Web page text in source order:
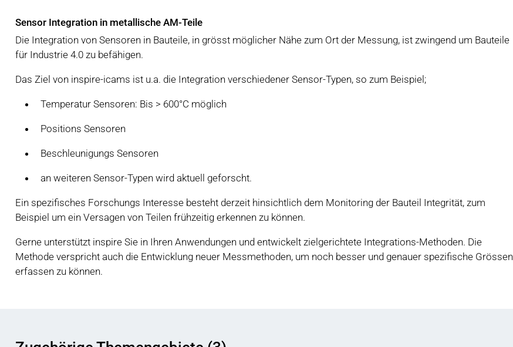
Sensor Integration in metallische AM-Teile
Die Integration von Sensoren in Bauteile, in grösst möglicher Nähe zum Ort der Messung, ist zwingend um Bauteile
für Industrie 4.0 zu befähigen.
Das Ziel von inspire-icams ist u.a. die Integration verschiedener Sensor-Typen, so zum Beispiel;
Temperatur Sensoren: Bis > 600°C möglich
Positions Sensoren
Beschleunigungs Sensoren
an weiteren Sensor-Typen wird aktuell geforscht.
Ein spezifisches Forschungs Interesse besteht derzeit hinsichtlich dem Monitoring der Bauteil Integrität, zum
Beispiel um ein Versagen von Teilen frühzeitig erkennen zu können.
Gerne unterstützt inspire Sie in Ihren Anwendungen und entwickelt zielgerichtete Integrations-Methoden. Die
Methode verspricht auch die Entwicklung neuer Messmethoden, um noch besser und genauer spezifische Grössen
erfassen zu können.